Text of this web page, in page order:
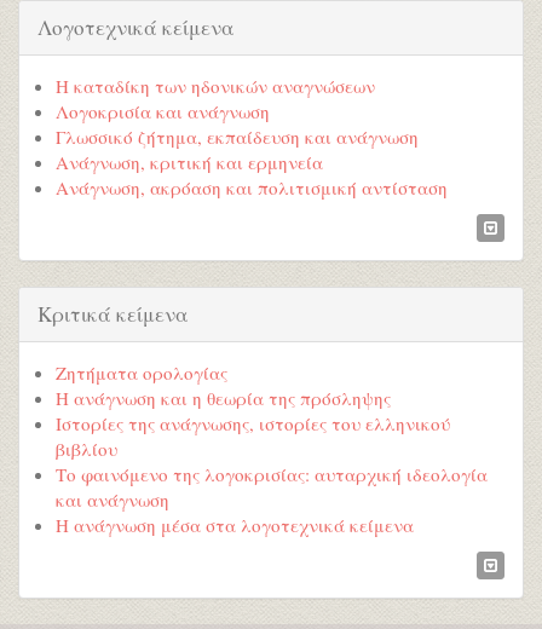
Λογοτεχνικά κείμενα
Η καταδίκη των ηδονικών αναγνώσεων
Λογοκρισία και ανάγνωση
Γλωσσικό ζήτημα, εκπαίδευση και ανάγνωση
Ανάγνωση, κριτική και ερμηνεία
Ανάγνωση, ακρόαση και πολιτισμική αντίσταση
Κριτικά κείμενα
Ζητήματα ορολογίας
Η ανάγνωση και η θεωρία της πρόσληψης
Ιστορίες της ανάγνωσης, ιστορίες του ελληνικού
βιβλίου
Το φαινόμενο της λογοκρισίας: αυταρχική ιδεολογία
και ανάγνωση
Η ανάγνωση μέσα στα λογοτεχνικά κείμενα